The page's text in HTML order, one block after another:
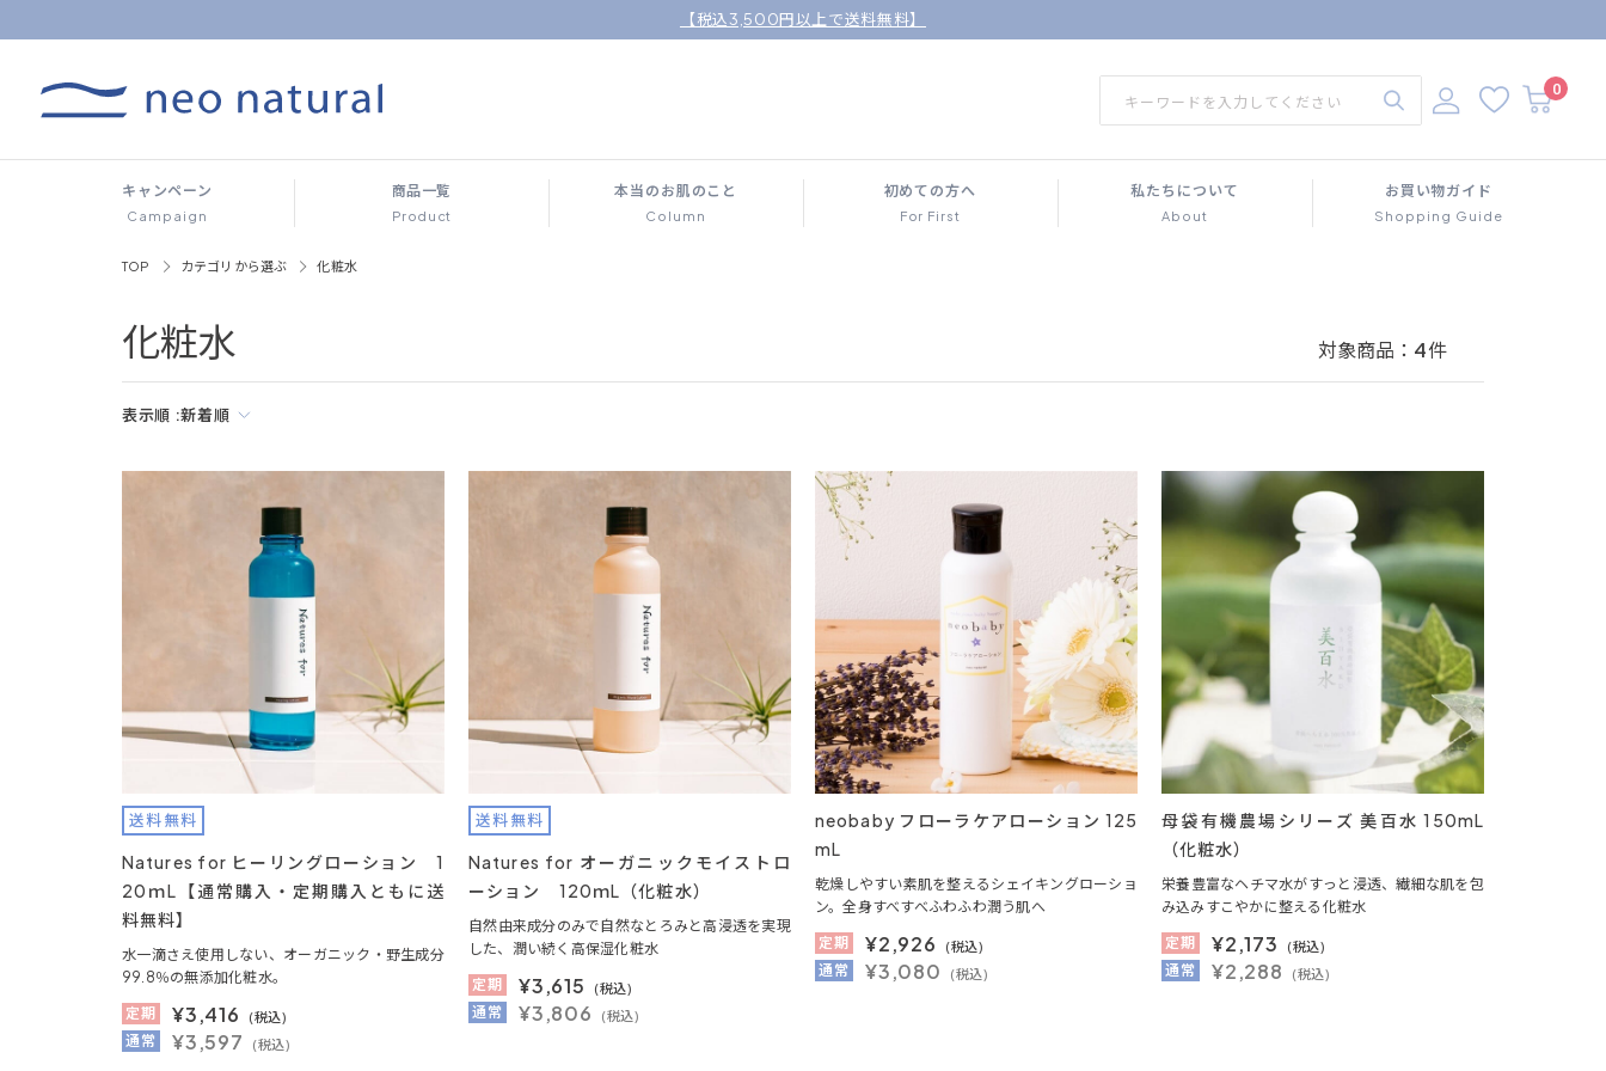
【税込3,500円以上で送料無料】
0
キャンペーン
Campaign
商品一覧
Product
本当のお肌のこと
Column
初めての方へ
For First
私たちについて
About
お買い物ガイド
Shopping Guide
TOP カテゴリから選ぶ 化粧水
化粧水 対象商品： 4件
表示順 :新着順
送料無料
Natures for ヒーリングローション 1
20ｍL【通常購入・定期購入ともに送
料無料】
水一滴さえ使用しない、オーガニック・野生成分
99.8％の無添加化粧水。
定期
¥3,416 (税込)
通常 ¥3,597 (税込)
送料無料
Natures for オーガニックモイストロ
ーション 120ｍL（化粧水）
自然由来成分のみで自然なとろみと高浸透を実現
した、潤い続く高保湿化粧水
定期
¥3,615 (税込)
通常 ¥3,806 (税込)
neobaby フローラケアローション 125
mL
乾燥しやすい素肌を整えるシェイキングローショ
ン。全身すべすべふわふわ潤う肌へ
定期
¥2,926 (税込)
通常 ¥3,080 (税込)
母袋有機農場シリーズ 美百水 150mL
（化粧水）
栄養豊富なヘチマ水がすっと浸透、繊細な肌を包
み込みすこやかに整える化粧水
定期
¥2,173 (税込)
通常 ¥2,288 (税込)